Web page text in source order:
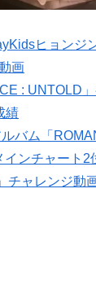
ヒョンジ
画
: UNTOLD
績
バム「
ンチャート2
チャレンジ動